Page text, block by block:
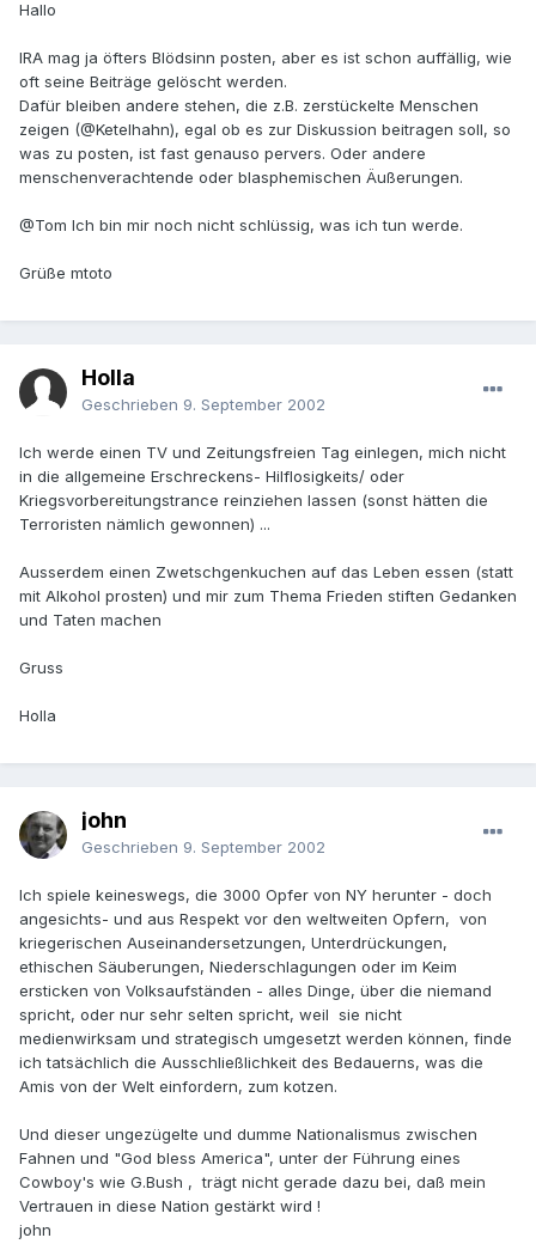
Hallo
IRA mag ja öfters Blödsinn posten, aber es ist schon auffällig, wie
oft seine Beiträge gelöscht werden.
Dafür bleiben andere stehen, die z.B. zerstückelte Menschen
zeigen (@Ketelhahn), egal ob es zur Diskussion beitragen soll, so
was zu posten, ist fast genauso pervers. Oder andere
menschenverachtende oder blasphemischen Äußerungen.
@Tom Ich bin mir noch nicht schlüssig, was ich tun werde.
Grüße mtoto
Holla
Geschrieben 9. September 2002
Ich werde einen TV und Zeitungsfreien Tag einlegen, mich nicht
in die allgemeine Erschreckens- Hilflosigkeits/ oder
Kriegsvorbereitungstrance reinziehen lassen (sonst hätten die
Terroristen nämlich gewonnen) ...
Ausserdem einen Zwetschgenkuchen auf das Leben essen (statt
mit Alkohol prosten) und mir zum Thema Frieden stiften Gedanken
und Taten machen
Gruss
Holla
john
Geschrieben 9. September 2002
Ich spiele keineswegs, die 3000 Opfer von NY herunter - doch
angesichts- und aus Respekt vor den weltweiten Opfern, von
kriegerischen Auseinandersetzungen, Unterdrückungen,
ethischen Säuberungen, Niederschlagungen oder im Keim
ersticken von Volksaufständen - alles Dinge, über die niemand
spricht, oder nur sehr selten spricht, weil sie nicht
medienwirksam und strategisch umgesetzt werden können, finde
ich tatsächlich die Ausschließlichkeit des Bedauerns, was die
Amis von der Welt einfordern, zum kotzen.
Und dieser ungezügelte und dumme Nationalismus zwischen
Fahnen und "God bless America", unter der Führung eines
Cowboy's wie G.Bush , trägt nicht gerade dazu bei, daß mein
Vertrauen in diese Nation gestärkt wird !
john